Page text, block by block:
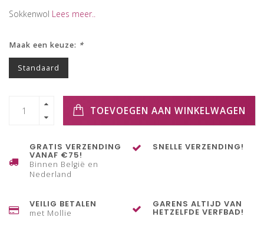
Sokkenwol Lees meer..
Maak een keuze: *
Standaard
TOEVOEGEN AAN WINKELWAGEN
GRATIS VERZENDING
VANAF €75!
Binnen België en
Nederland
SNELLE VERZENDING!
VEILIG BETALEN
met Mollie
GARENS ALTIJD VAN
HETZELFDE VERFBAD!